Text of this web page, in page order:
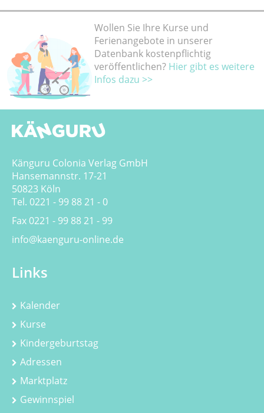
Wollen Sie Ihre Kurse und
Ferienangebote in unserer
Datenbank kostenpflichtig
veröffentlichen? Hier gibt es weitere
Infos dazu >>
Känguru Colonia Verlag GmbH
Hansemannstr. 17-21
50823 Köln
Tel. 0221 - 99 88 21 - 0
Fax 0221 - 99 88 21 - 99
info@kaenguru-online.de
Links
Kalender
Kurse
Kindergeburtstag
Adressen
Marktplatz
Gewinnspiel